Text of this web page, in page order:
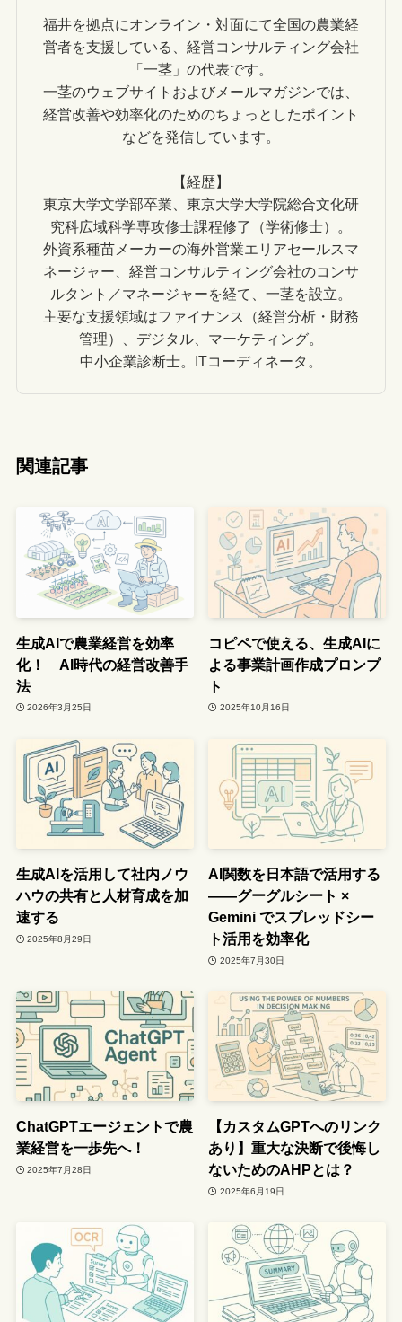
福井を拠点にオンライン・対面にて全国の農業経
営者を支援している、経営コンサルティング会社
「一茎」の代表です。
一茎のウェブサイトおよびメールマガジンでは、
経営改善や効率化のためのちょっとしたポイント
などを発信しています。
【経歴】
東京大学文学部卒業、東京大学大学院総合文化研
究科広域科学専攻修士課程修了（学術修士）。
外資系種苗メーカーの海外営業エリアセールスマ
ネージャー、経営コンサルティング会社のコンサ
ルタント／マネージャーを経て、一茎を設立。
主要な支援領域はファイナンス（経営分析・財務
管理）、デジタル、マーケティング。
中小企業診断士。ITコーディネータ。
関連記事
生成AIで農業経営を効率
化！ AI時代の経営改善手
法
2026年3月25日
コピペで使える、生成AIに
よる事業計画作成プロンプ
ト
2025年10月16日
生成AIを活用して社内ノウ
ハウの共有と人材育成を加
速する
2025年8月29日
AI関数を日本語で活用する
――グーグルシート ×
Gemini でスプレッドシー
ト活用を効率化
2025年7月30日
ChatGPTエージェントで農
業経営を一歩先へ！
2025年7月28日
【カスタムGPTへのリンク
あり】重大な決断で後悔し
ないためのAHPとは？
2025年6月19日